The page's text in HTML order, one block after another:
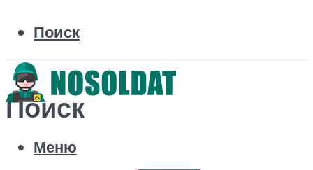
Поиск
Поиск
Меню